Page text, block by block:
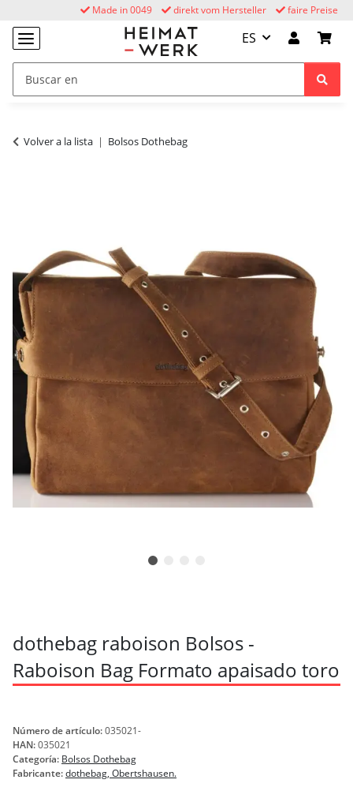
faire Preise
direkt vom Hersteller
Made in 0049
ES
Volver a la lista Bolsos Dothebag
dothebag raboison Bolsos -
Raboison Bag Formato apaisado toro
Número de artículo:035021-
HAN:035021
Categoría: Bolsos Dothebag
Fabricante:dothebag, Obertshausen.